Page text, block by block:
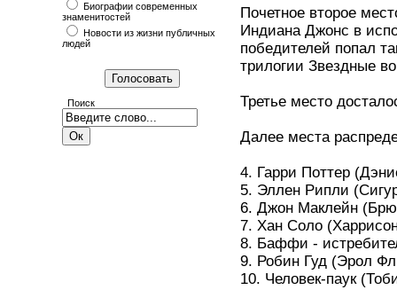
Биографии современных
знаменитостей
Новости из жизни публичных
людей
Поиск
Почетное второе
Индиана Джонс в
победителей попал
трилогии Звездные
Третье место
Далее места
4. Гарри Поттер
5. Эллен Рипли
6. Джон Маклейн
7. Хан Соло
8. Баффи -
9. Робин Гуд (Эрол
10. Человек-паук